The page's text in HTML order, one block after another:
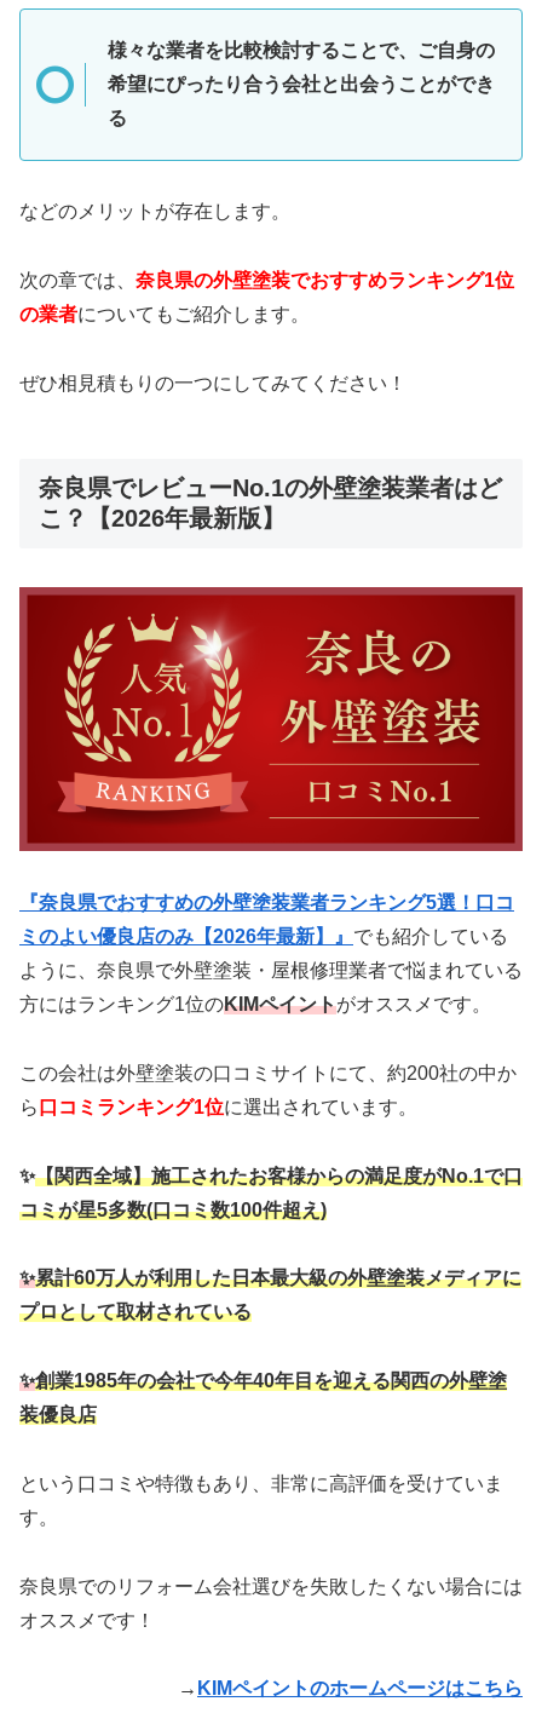
様々な業者を比較検討することで、ご自身の
希望にぴったり合う会社と出会うことができ
る
などのメリットが存在します。
次の章では、 奈良県の外壁塗装でおすすめランキング1位
の業者についてもご紹介します。
ぜひ相見積もりの一つにしてみてください！
奈良県でレビューNo.1の外壁塗装業者はど
こ？【2026年最新版】
『奈良県でおすすめの外壁塗装業者ランキング5選！口コ
ミのよい優良店のみ【2026年最新】』 でも紹介している
ように、奈良県で外壁塗装・屋根修理業者で悩まれている
方にはランキング1位のKIMペイントがオススメです。
この会社は外壁塗装の口コミサイトにて、約200社の中か
ら 口コミランキング1位に選出されています。
✨【関西全域】施工されたお客様からの満足度がNo.1で口
コミが星5多数(口コミ数100件超え)
✨累計60万人が利用した日本最大級の外壁塗装メディアに
プロとして取材されている
✨創業1985年の会社で今年40年目を迎える関西の外壁塗
装優良店
という口コミや特徴もあり、非常に高評価を受けていま
す。
奈良県でのリフォーム会社選びを失敗したくない場合には
オススメです！
→ KIMペイントのホームページはこちら